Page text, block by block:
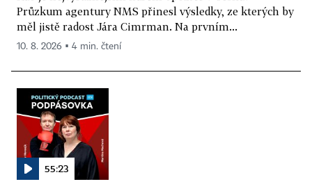
Průzkum agentury NMS přinesl výsledky, ze kterých by
měl jistě radost Jára Cimrman. Na prvním...
10. 8. 2026 ▪ 4 min. čtení
55:23